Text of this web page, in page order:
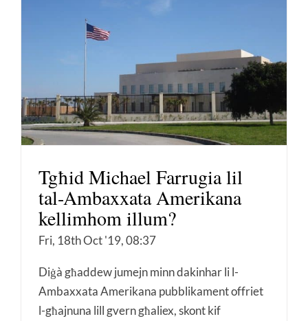
Tgħid Michael Farrugia lil
tal-Ambaxxata Amerikana
kellimhom illum?
Fri, 18th Oct '19, 08:37
Diġà għaddew jumejn minn dakinhar li l-
Ambaxxata Amerikana pubblikament offriet
l-għajnuna lill gvern għaliex, skont kif